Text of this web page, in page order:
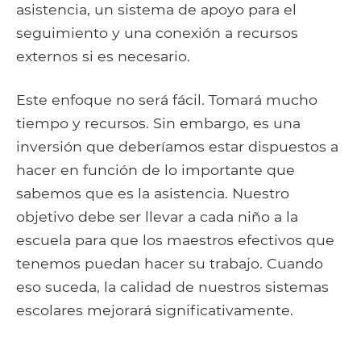
asistencia, un sistema de apoyo para el
seguimiento y una conexión a recursos
externos si es necesario.
Este enfoque no será fácil. Tomará mucho
tiempo y recursos. Sin embargo, es una
inversión que deberíamos estar dispuestos a
hacer en función de lo importante que
sabemos que es la asistencia. Nuestro
objetivo debe ser llevar a cada niño a la
escuela para que los maestros efectivos que
tenemos puedan hacer su trabajo. Cuando
eso suceda, la calidad de nuestros sistemas
escolares mejorará significativamente.